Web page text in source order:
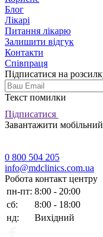
Блог
Лікарі
Питання лікарю
Залишити відгук
Контакти
Співпраця
Підписатися на
Текст помилки
Підписатися
Завантажити
0 800 504 205
info@mdclinics.com.ua
Робота контакт центру
пн-пт: 8:00 - 20:00
сб:
8:00 - 18:00
нд:
Вихідний